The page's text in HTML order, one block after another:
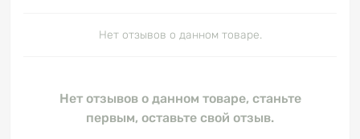
Нет отзывов о данном товаре.
Нет отзывов о данном товаре, станьте
первым, оставьте свой отзыв.